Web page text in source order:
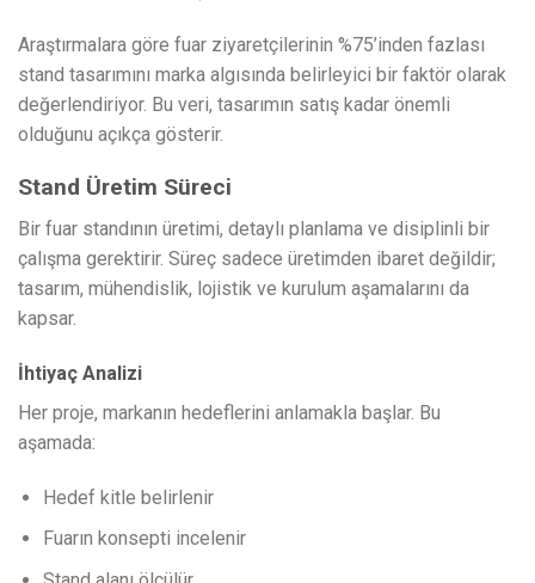
Araştırmalara göre fuar ziyaretçilerinin %75’inden fazlası
stand tasarımını marka algısında belirleyici bir faktör olarak
değerlendiriyor. Bu veri, tasarımın satış kadar önemli
olduğunu açıkça gösterir.
Stand Üretim Süreci
Bir fuar standının üretimi, detaylı planlama ve disiplinli bir
çalışma gerektirir. Süreç sadece üretimden ibaret değildir;
tasarım, mühendislik, lojistik ve kurulum aşamalarını da
kapsar.
İhtiyaç Analizi
Her proje, markanın hedeflerini anlamakla başlar. Bu
aşamada:
Hedef kitle belirlenir
Fuarın konsepti incelenir